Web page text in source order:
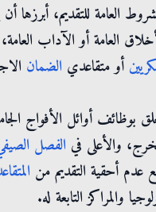
العامة للتقديم، أبرزها
العامة أو الآداب
أو متقاعدي الضمان
بوظائف أوائل الأفواج
والأعلى في الفصل
والمراكز التابعة له.